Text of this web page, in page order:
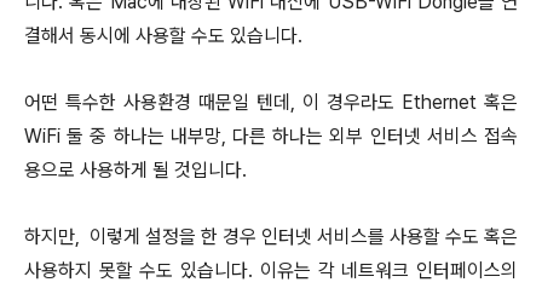
결해서 동시에 사용할 수도 있습니다.
어떤 특수한 사용환경 때문일 텐데, 이 경우라도 Ethernet 혹은
WiFi 둘 중 하나는 내부망, 다른 하나는 외부 인터넷 서비스 접속
용으로 사용하게 될 것입니다.
하지만, 이렇게 설정을 한 경우 인터넷 서비스를 사용할 수도 혹은
사용하지 못할 수도 있습니다. 이유는 각 네트워크 인터페이스의